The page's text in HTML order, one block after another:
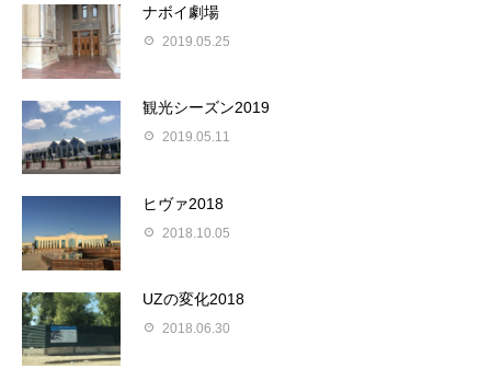
ナボイ劇場
2019.05.25
観光シーズン2019
2019.05.11
ヒヴァ2018
2018.10.05
UZの変化2018
2018.06.30